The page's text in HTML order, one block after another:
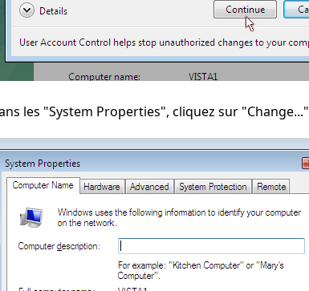
les "System Properties", cliquez sur "Change..."